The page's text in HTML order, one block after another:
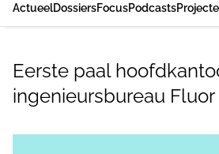
ActueelDossiersFocusPodcasts
Eerste paal
ingenieursbureau Fluor